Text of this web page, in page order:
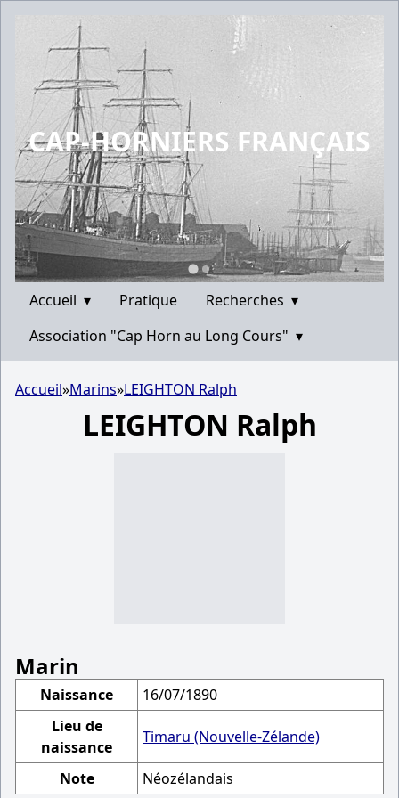
CAP-HORNIERS FRANÇAIS
Accueil ▾ Pratique Recherches ▾
Association "Cap Horn au Long Cours" ▾
Accueil»Marins»LEIGHTON Ralph
LEIGHTON Ralph
Marin
Naissance
16/07/1890
Lieu de
naissance
Timaru (Nouvelle-Zélande)
Note Néozélandais